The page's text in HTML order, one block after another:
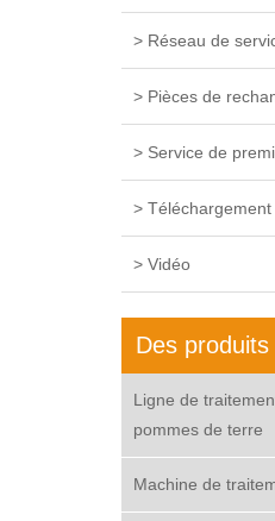
> Réseau de
> Pièces de
> Service de
>
> Vidéo
Des produits
Ligne de
pommes de terre
Machine de